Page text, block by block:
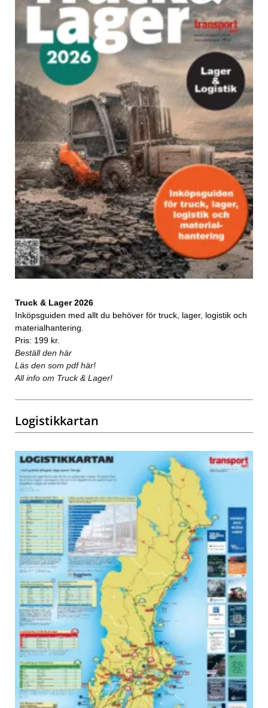
Truck & Lager 2026
Inköpsguiden med allt du behöver för truck, lager, logistik och
materialhantering.
Pris: 199 kr.
Beställ den här
Läs den som pdf här!
All info om Truck & Lager!
Logistikkartan